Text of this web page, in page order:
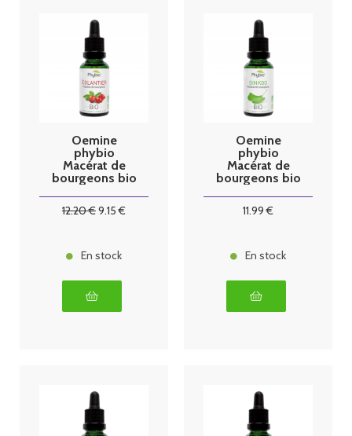
Oemine
phybio
Macérat de
bourgeons bio
12.20€9.15 €
En stock
Oemine
phybio
Macérat de
bourgeons bio
11.99 €
En stock